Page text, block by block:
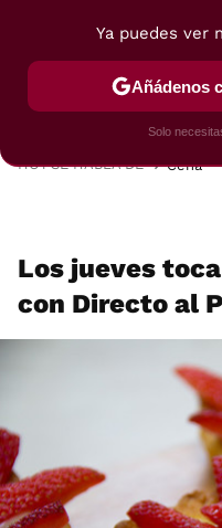
POSTRES VIAJES
HOY SE HABLA DE Cena
Los jueves
con Directo al
Ya puedes ver
Añádenos
Solo